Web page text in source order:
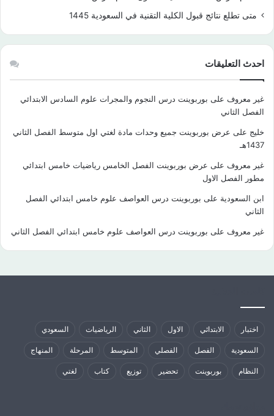
متى تطلع نتائج قبول الكلية التقنية في السعودية 1445
احدث التعليقات
غير معروف على بوربوينت درس النجوم والمجرات علوم السادس الابتدائي
الفصل الثاني
خليج على عرض بوربوينت جميع وحدات مادة لغتي اول متوسط الفصل الثاني
1437هـ
غير معروف على عرض بوربوينت الفصل الخامس رياضيات خامس ابتدائي
مطور الفصل الاول
ابن السعودية على بوربوينت درس العواصف علوم خامس ابتدائي الفصل
الثاني
غير معروف على بوربوينت درس العواصف علوم خامس ابتدائي الفصل الثاني
اختبار الابتدائي الاول الثاني الرياضيات السعودي
السعودية الفصل الفصلي المتوسط المرحلة المنهاج
النظام بوربوينت تحضير توزيع كتاب لغتي